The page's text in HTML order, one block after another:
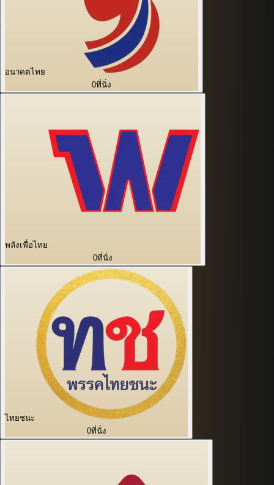
อนาคตไทย
0ที่นั่ง
พลังเพื่อไทย
0ที่นั่ง
ไทยชนะ
0ที่นั่ง